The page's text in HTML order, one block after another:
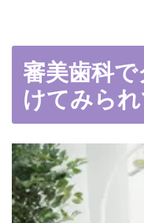
審美歯科
けてみられ